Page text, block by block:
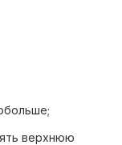
верхнюю